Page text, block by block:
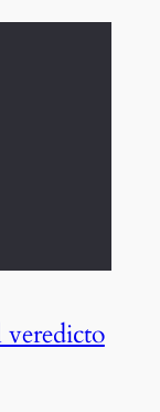
veredicto